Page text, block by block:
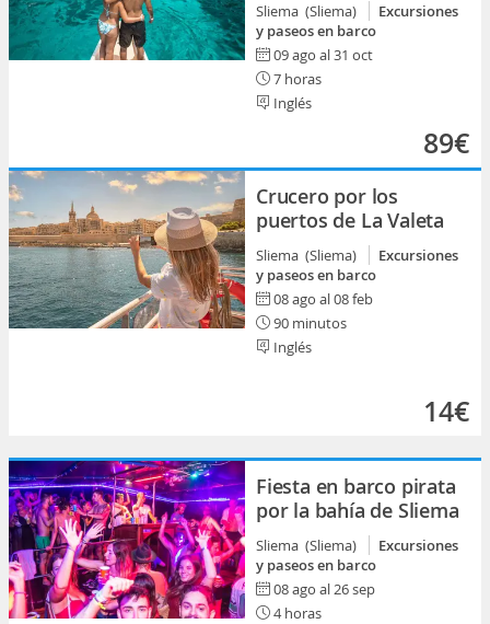
Sliema (Sliema)
Excursiones
y paseos en barco
09 ago al 31 oct
7 horas
Inglés
89€
Crucero por los
puertos de La Valeta
Sliema (Sliema)
Excursiones
y paseos en barco
08 ago al 08 feb
90 minutos
Inglés
14€
Fiesta en barco pirata
por la bahía de Sliema
Sliema (Sliema)
Excursiones
y paseos en barco
08 ago al 26 sep
4 horas